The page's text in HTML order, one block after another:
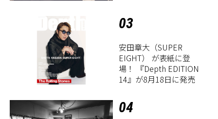
03
安田章大（SUPER
EIGHT） が表紙に登
場！ 『Depth EDITION
14』が8月18日に発売
04